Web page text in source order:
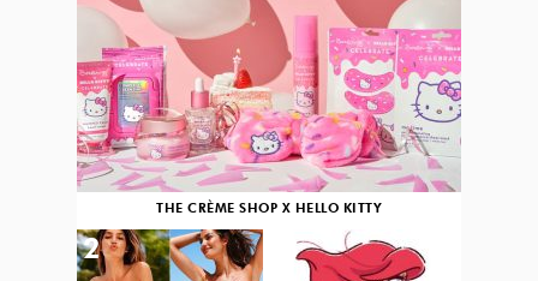
THE CRÈME SHOP X HELLO KITTY
2 3